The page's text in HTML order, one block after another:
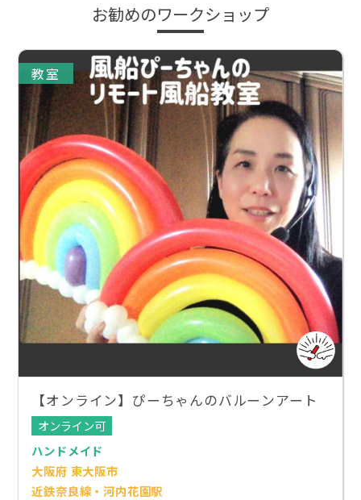
お勧めのワークショップ
教室
【オンライン】ぴーちゃんのバルーンアート
オンライン可
ハンドメイド
大阪府 東大阪市
近鉄奈良線・河内花園駅